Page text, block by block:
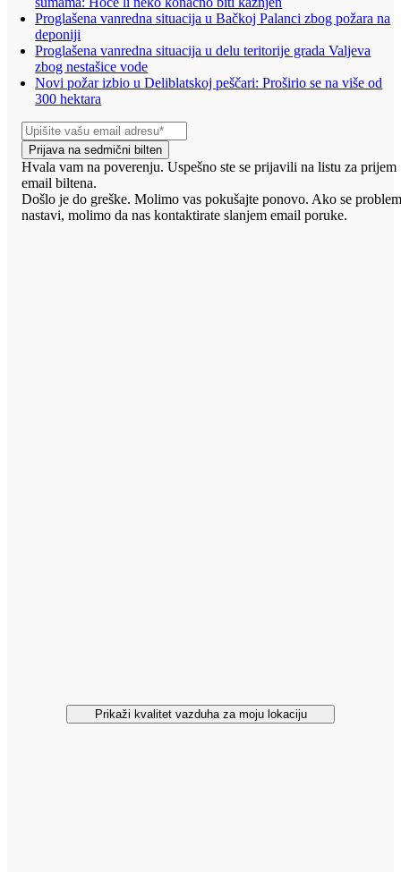
Proglašena vanredna situacija u Bačkoj Palanci zbog požara na
deponiji
Proglašena vanredna situacija u delu teritorije grada Valjeva
zbog nestašice vode
Novi požar izbio u Deliblatskoj peščari: Proširio se na više od
300 hektara
Prijava na sedmični bilten
Hvala vam na poverenju. Uspešno ste se prijavili na listu za prijem
email biltena.
Došlo je do greške. Molimo vas pokušajte ponovo. Ako se
nastavi, molimo da nas kontaktirate slanjem email poruke.
Prikaži kvalitet vazduha za moju lokaciju